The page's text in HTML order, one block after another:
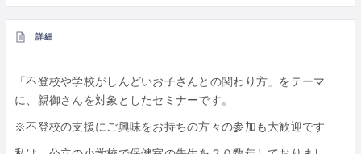
詳細
「不登校や学校がしんどいお子さんとの関わり方」をテーマ
に、親御さんを対象としたセミナーです。
※不登校の支援にご興味をお持ちの方々の参加も大歓迎です